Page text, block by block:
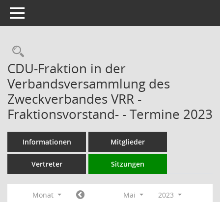
Toggle navigation
Rechercheauswahl
CDU-Fraktion in der
Verbandsversammlung des
Zweckverbandes VRR -
Fraktionsvorstand- - Termine 2023
Informationen Mitglieder
Vertreter Sitzungen
Monat Mai
2023